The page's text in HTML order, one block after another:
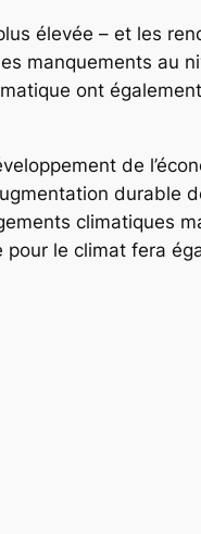
élevée – et les
manquements au
ont
de
durable
climatiques
le climat fera